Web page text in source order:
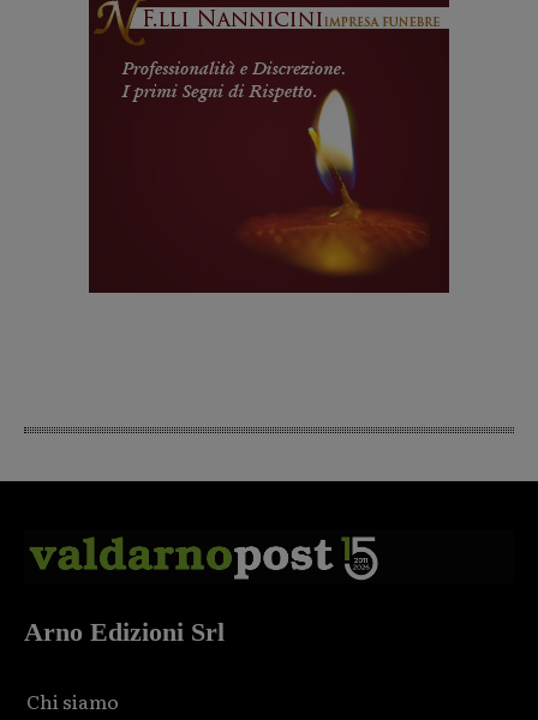
Arno Edizioni Srl
Chi siamo